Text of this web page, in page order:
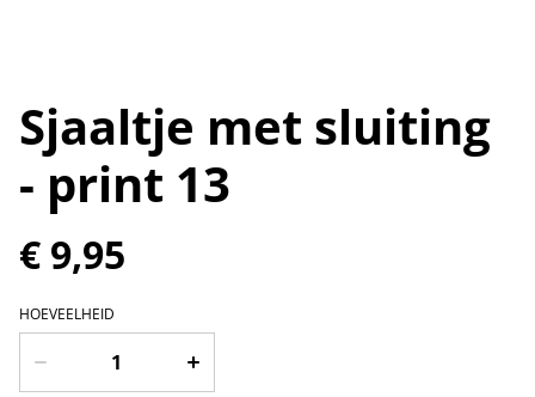
Sjaaltje met sluiting
- print 13
€ 9,95
HOEVEELHEID